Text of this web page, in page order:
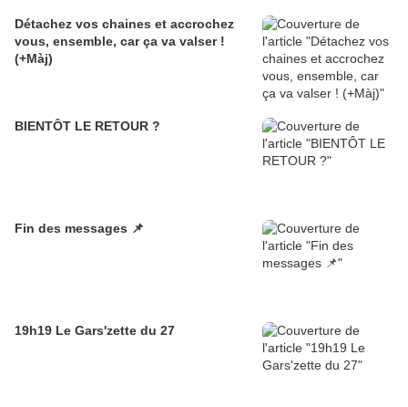
Détachez vos chaines et accrochez
vous, ensemble, car ça va valser !
(+Màj)
BIENTÔT LE RETOUR ?
Fin des messages 📌
19h19 Le Gars'zette du 27